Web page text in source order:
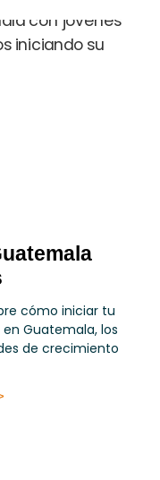
cómo iniciar tu
Guatemala, los
de crecimiento